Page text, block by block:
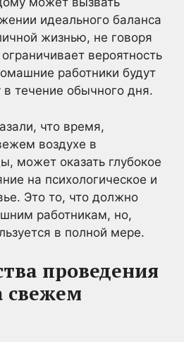
идеального баланса
жизнью, не говоря
вероятность
работники будут
в течение обычного дня.
что время,
воздухе в
может оказать глубокое
на психологическое и
Это то, что должно
работникам, но,
в полной мере.
проведения
свежем